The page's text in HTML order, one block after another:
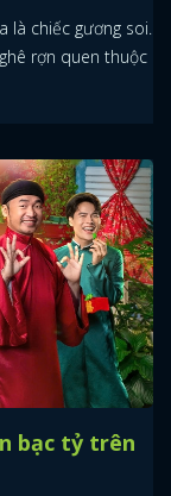
là chiếc gương soi.
rợn quen thuộc
bạc tỷ trên